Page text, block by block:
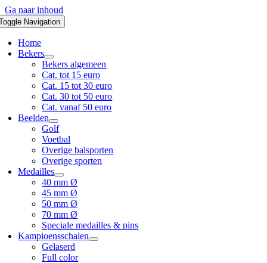
Ga naar inhoud
Navigation
Home
Bekers
Bekers algemeen
Cat. tot 15 euro
Cat. 15 tot 30 euro
Cat. 30 tot 50 euro
Cat. vanaf 50 euro
Beelden
Golf
Voetbal
Overige balsporten
Overige sporten
Medailles
40 mm Ø
45 mm Ø
50 mm Ø
70 mm Ø
Speciale medailles & pins
Kampioensschalen
Gelaserd
Full color